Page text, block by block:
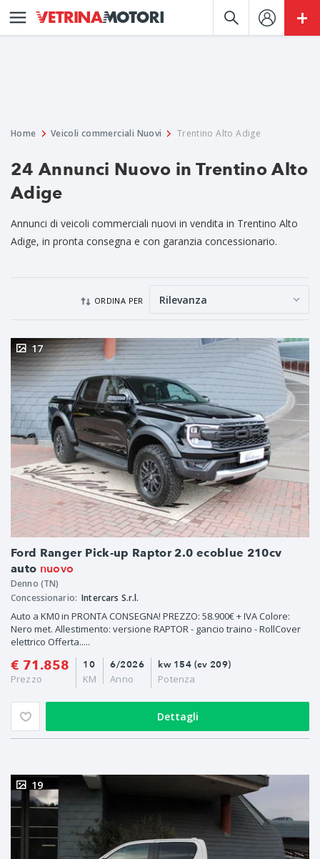
Home Veicoli commerciali Nuovi Trentino Alto Adige
24 Annunci Nuovo in Trentino Alto
Adige
Annunci di veicoli commerciali nuovi in vendita in Trentino Alto
Adige, in pronta consegna e con garanzia concessionario.
ORDINA PER
Ford Ranger Pick-up Raptor 2.0 ecoblue 210cv
auto nuovo
17
Denno (TN)
Concessionario: Intercars S.r.l.
Auto a KM0 in PRONTA CONSEGNA! PREZZO: 58.900€ + IVA Colore:
Nero met. Allestimento: versione RAPTOR - gancio traino - RollCover
elettrico Offerta.....
€ 71.858
Prezzo
6/2026
Anno
10
KM
kw 154 (cv 209)
Potenza
Dettagli
19